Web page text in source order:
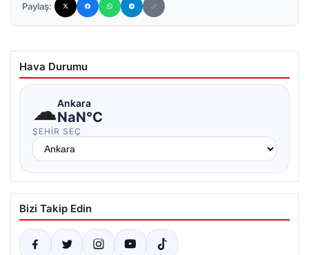
Paylaş:
Hava Durumu
☁Ankara
NaN°C
ŞEHIR SEÇ
Bizi Takip Edin